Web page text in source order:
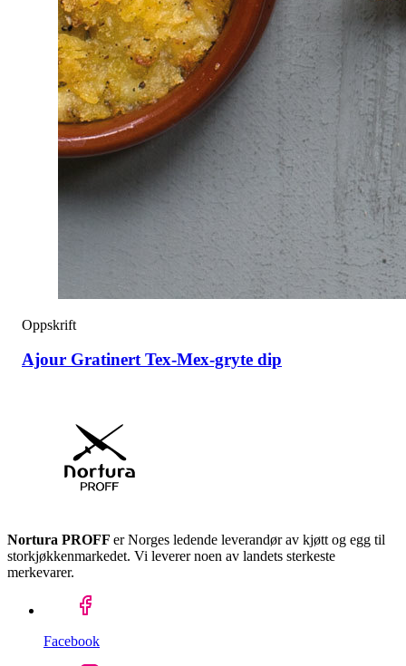
Oppskrift
Ajour Gratinert Tex-Mex-gryte dip
Nortura PROFF er Norges ledende leverandør av kjøtt og egg til
storkjøkkenmarkedet. Vi leverer noen av landets sterkeste
merkevarer.
Facebook